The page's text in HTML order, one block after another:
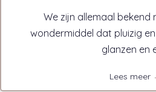
We zijn allemaal bekend
wondermiddel dat pluizig
glanzen en
Lees meer